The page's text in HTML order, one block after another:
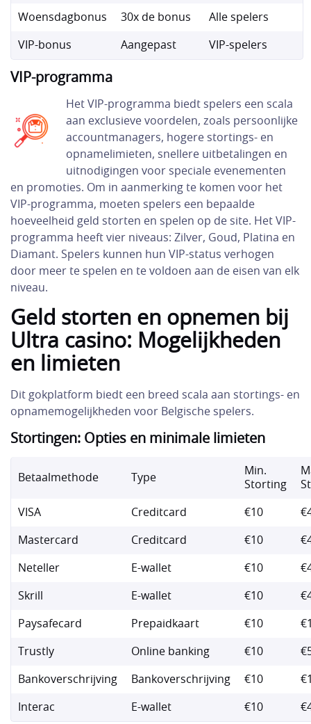
Woensdagbonus 30x de bonus Alle spelers
VIP-bonus Aangepast VIP-spelers
VIP-programma
Het VIP-programma biedt spelers een scala
aan exclusieve voordelen, zoals persoonlijke
accountmanagers, hogere stortings- en
opnamelimieten, snellere uitbetalingen en
uitnodigingen voor speciale evenementen
en promoties. Om in aanmerking te komen voor het
VIP-programma, moeten spelers een bepaalde
hoeveelheid geld storten en spelen op de site. Het VIP-
programma heeft vier niveaus: Zilver, Goud, Platina en
Diamant. Spelers kunnen hun VIP-status verhogen
door meer te spelen en te voldoen aan de eisen van elk
niveau.
Geld storten en opnemen bij
Ultra casino: Mogelijkheden
en limieten
Dit gokplatform biedt een breed scala aan stortings- en
opnamemogelijkheden voor Belgische spelers.
Stortingen: Opties en minimale limieten
Betaalmethode Type
Min.
Storting
VISA Creditcard €10
Mastercard Creditcard €10
Neteller E-wallet €10
Skrill E-wallet €10
Paysafecard Prepaidkaart €10
Trustly Online banking €10
Bankoverschrijving Bankoverschrijving €10
Interac E-wallet €10